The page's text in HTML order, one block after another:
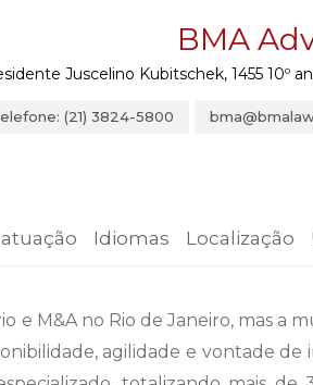
BMA
Juscelino Kubitschek, 1455 10º
(21) 3824-5800
Idiomas Localização
e M&A no Rio de Janeiro, mas
agilidade e vontade